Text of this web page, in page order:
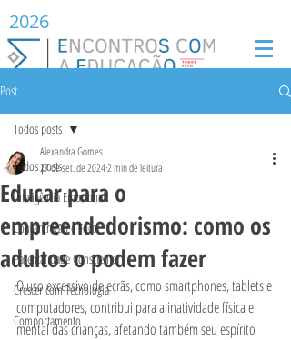
2026
Post
Todos posts
Inteligência Emocional
Concentração e Foco
Parentalidade Consciente
Crescer com Tecnologia
Comportamento
Todos posts
Educar para o
empreendedorismo: como os
adultos o podem fazer
Alexandra Gomes
27 de set. de 20242 min de leitura
O uso excessivo de ecrãs, como smartphones, tablets e
computadores, contribui para a inatividade física e
mental das crianças, afetando também seu espírito